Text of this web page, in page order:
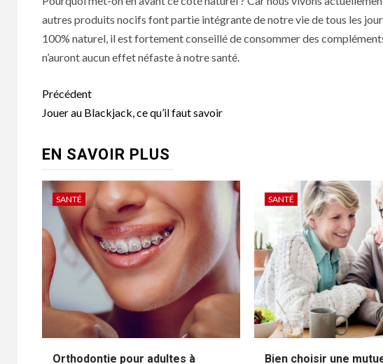
autres produits nocifs font partie intégrante de notre vie de tous les
100% naturel, il est fortement conseillé de consommer des
n’auront aucun effet néfaste à notre santé.
Navigation
d’article
Précédent
Jouer au Blackjack, ce qu’il faut savoir
EN SAVOIR PLUS
SANTÉ
Orthodontie pour adultes à
SANTÉ
Bien choisir une